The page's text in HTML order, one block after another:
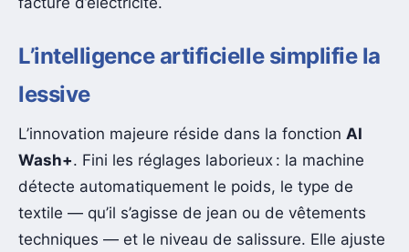
L’intelligence artificielle simplifie la
lessive
L’innovation majeure réside dans la fonction AI
Wash+. Fini les réglages laborieux : la machine
détecte automatiquement le poids, le type de
textile — qu’il s’agisse de jean ou de vêtements
techniques — et le niveau de salissure. Elle ajuste